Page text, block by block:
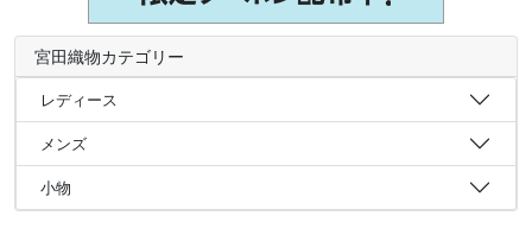
宮田織物カテゴリー
レディース
メンズ
小物